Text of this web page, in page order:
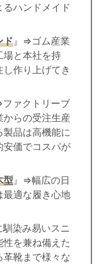
ハンドメイド
ド』⇒ゴム産業
場と本社を持
作り上げてき
ァクトリーブ
らの受注生産
品は高機能に
安価でコスパが
型』⇒幅広の日
最適な履き心地
染み易いスニ
を兼ね備えた
革靴まで様々な